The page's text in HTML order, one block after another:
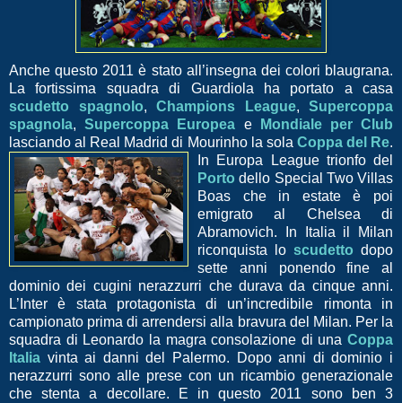
Anche questo 2011 è stato all’insegna dei colori b laugrana.
La fortissima squadra di Guardiola ha portato a casa
scudetto spagnolo, Champions League, Supercoppa
spagnola,Supercoppa Europea e
Mondiale per Club
lasciando al Real Madrid di Mourinho la sola Coppa del Re.
In Europa League trionfo del
Porto dello Special Two Villas
Boas che in estate è poi
emigrato al Chelsea di
Abramovich. In Italia il Milan
riconquista lo scudetto dopo
sette anni ponendo fine al
dominio dei cugini nerazzurri che durava da cinque anni.
L’Inter è stata protagonista di un’incredibile rimonta in
campionato prima di arrendersi alla bravura del Milan. Per la
squadra di Leonardo la magra consolazione di una Coppa
Italia vinta ai danni del Palermo. Dopo anni di dominio i
nerazzurri sono alle prese con un ricambio generazionale
che stenta a decollare. E in questo 2011 sono ben 3